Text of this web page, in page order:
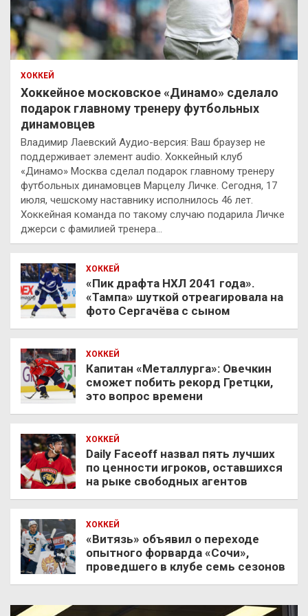
ХОККЕЙ
Хоккейное московское «Динамо» сделало
подарок главному тренеру футбольных
динамовцев
Владимир Лаевский Аудио-версия: Ваш браузер не
поддерживает элемент audio. Хоккейный клуб
«Динамо» Москва сделал подарок главному тренеру
футбольных динамовцев Марцелу Личке. Сегодня, 17
июля, чешскому наставнику исполнилось 46 лет.
Хоккейная команда по такому случаю подарила Личке
джерси с фамилией тренера…
ХОККЕЙ
«Пик драфта НХЛ 2041 года».
«Тампа» шуткой отреагировала на
фото Сергачёва с сыном
ХОККЕЙ
Капитан «Металлурга»: Овечкин
сможет побить рекорд Гретцки,
это вопрос времени
ХОККЕЙ
Daily Faceoff назвал пять лучших
по ценности игроков, оставшихся
на рыке свободных агентов
ХОККЕЙ
«Витязь» объявил о переходе
опытного форварда «Сочи»,
проведшего в клубе семь сезонов